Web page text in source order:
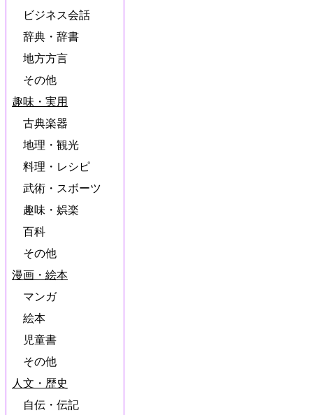
ビジネス会話
辞典・辞書
地方方言
その他
趣味・実用
古典楽器
地理・観光
料理・レシピ
武術・スボーツ
趣味・娯楽
百科
その他
漫画・絵本
マンガ
絵本
児童書
その他
人文・歴史
自伝・伝記